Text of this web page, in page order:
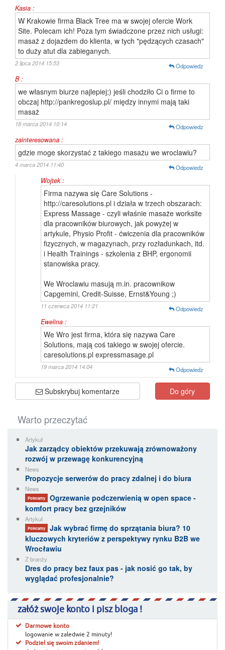
Kasia :
W Krakowie firma Black Tree ma w swojej ofercie Work
Site. Polecam ich! Poza tym świadczone przez nich usługi:
masaż z dojazdem do klienta, w tych "pędzących czasach"
to duży atut dla zabieganych.
2 lipca 2014 15:53 Odpowiedz
B :
we własnym biurze najlepiej;) jeśli chodziło Ci o firme to
obczaj http://pankregoslup.pl/ między innymi mają taki
masaż
18 marca 2014 10:14 Odpowiedz
zainteresowana :
gdzie moge skorzystać z takiego masażu we wroclawiu?
4 marca 2014 11:40 Odpowiedz
Wojtek :
Firma nazywa się Care Solutions -
http://caresolutions.pl i działa w trzech obszarach:
Express Massage - czyli właśnie masaże worksite
dla pracowników biurowych, jak powyżej w
artykule, Physio Profit - ćwiczenia dla pracowników
fizycznych, w magazynach, przy rozładunkach, itd.
i Health Trainings - szkolenia z BHP, ergonomii
stanowiska pracy.
We Wroclawiu masują m.in. pracownikow
Capgemini, Credit-Suisse, Ernst&Young ;)
11 czerwca 2014 11:21 Odpowiedz
Ewelina :
We Wro jest firma, która się nazywa Care
Solutions, mają coś takiego w swojej ofercie.
caresolutions.pl expressmasage.pl
19 marca 2014 14:04 Odpowiedz
Subskrybuj komentarze Do góry
Warto przeczytać
Artykuł
Jak zarządcy obiektów przekuwają zrównoważony
rozwój w przewagę konkurencyjną
News
Propozycje serwerów do pracy zdalnej i do biura
News
Polecamy
Ogrzewanie podczerwienią w open space -
komfort pracy bez grzejników
Artykuł
Polecamy
Jak wybrać firmę do sprzątania biura? 10
kluczowych kryteriów z perspektywy rynku B2B we
Wrocławiu
Z branży
Dres do pracy bez faux pas - jak nosić go tak, by
wyglądać profesjonalnie?
załóż swoje konto i pisz bloga !
Darmowe konto
logowanie w zaledwie 2 minuty!
Podziel się swoim zdaniem!